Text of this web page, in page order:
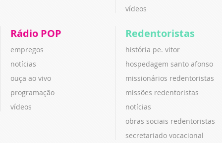
vídeos
Rádio POP
empregos
notícias
ouça ao vivo
programação
vídeos
Redentoristas
história pe. vitor
hospedagem santo afonso
missionários redentoristas
missões redentoristas
notícias
obras sociais redentoristas
secretariado vocacional